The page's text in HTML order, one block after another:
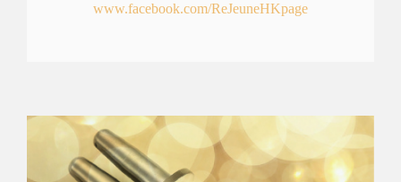
www.facebook.com/ReJeuneHKpage